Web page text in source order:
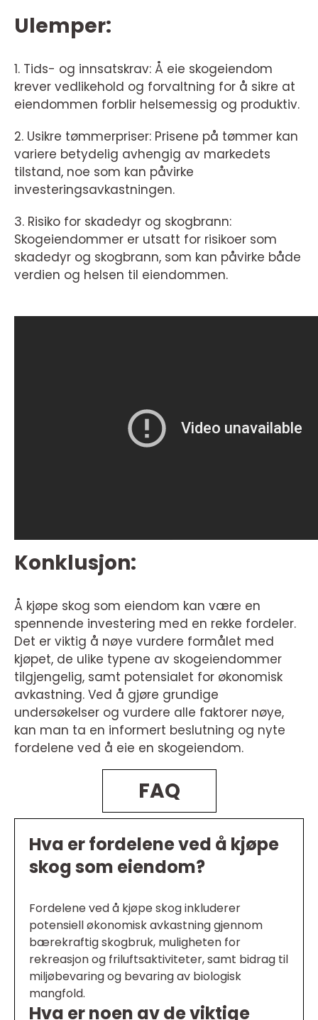
Ulemper:
1. Tids- og innsatskrav: Å eie skogeiendom
krever vedlikehold og forvaltning for å sikre at
eiendommen forblir helsemessig og produktiv.
2. Usikre tømmerpriser: Prisene på tømmer kan
variere betydelig avhengig av markedets
tilstand, noe som kan påvirke
investeringsavkastningen.
3. Risiko for skadedyr og skogbrann:
Skogeiendommer er utsatt for risikoer som
skadedyr og skogbrann, som kan påvirke både
verdien og helsen til eiendommen.
Konklusjon:
Å kjøpe skog som eiendom kan være en
spennende investering med en rekke fordeler.
Det er viktig å nøye vurdere formålet med
kjøpet, de ulike typene av skogeiendommer
tilgjengelig, samt potensialet for økonomisk
avkastning. Ved å gjøre grundige
undersøkelser og vurdere alle faktorer nøye,
kan man ta en informert beslutning og nyte
fordelene ved å eie en skogeiendom.
FAQ
Hva er fordelene ved å kjøpe
skog som eiendom?
Fordelene ved å kjøpe skog inkluderer
potensiell økonomisk avkastning gjennom
bærekraftig skogbruk, muligheten for
rekreasjon og friluftsaktiviteter, samt bidrag til
miljøbevaring og bevaring av biologisk
mangfold.
Hva er noen av de viktige